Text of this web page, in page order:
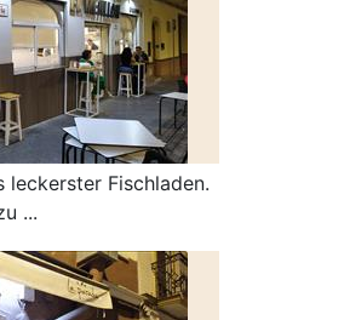
leckerster Fischladen.
...